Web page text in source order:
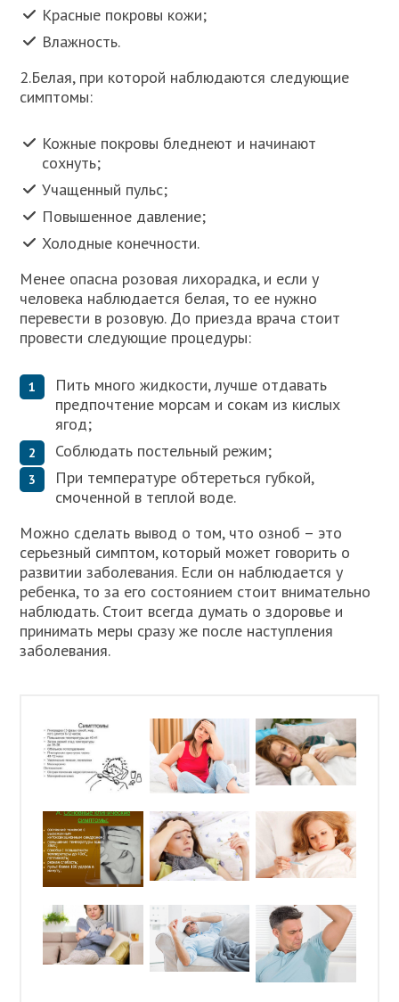
Красные покровы кожи;
Влажность.
2.Белая, при которой наблюдаются следующие
симптомы:
Кожные покровы бледнеют и начинают
сохнуть;
Учащенный пульс;
Повышенное давление;
Холодные конечности.
Менее опасна розовая лихорадка, и если у
человека наблюдается белая, то ее нужно
перевести в розовую. До приезда врача стоит
провести следующие процедуры:
Пить много жидкости, лучше отдавать
предпочтение морсам и сокам из кислых
ягод;
Соблюдать постельный режим;
При температуре обтереться губкой,
смоченной в теплой воде.
Можно сделать вывод о том, что озноб – это
серьезный симптом, который может говорить о
развитии заболевания. Если он наблюдается у
ребенка, то за его состоянием стоит внимательно
наблюдать. Стоит всегда думать о здоровье и
принимать меры сразу же после наступления
заболевания.